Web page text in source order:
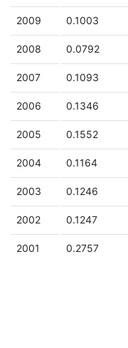
2009 0.1003
2008 0.0792
2007 0.1093
2006 0.1346
2005 0.1552
2004 0.1164
2003 0.1246
2002 0.1247
2001 0.2757